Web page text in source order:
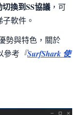
切換到SS協議 ，可
軟件。
勢與特色，關於
參考 『SurfShark 使